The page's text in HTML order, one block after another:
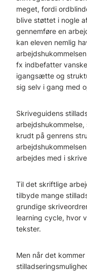
meget, fordi
blive støttet i nogle
gennemføre en
kan eleven nemlig
fx indbefatter
igangsætte og
sig selv i gang med
Skriveguidens
krudt på genrens
arbejdes med i
Til det skriftlige
tilbyde mange
grundige
learning cycle, hvor
tekster.
Men når det